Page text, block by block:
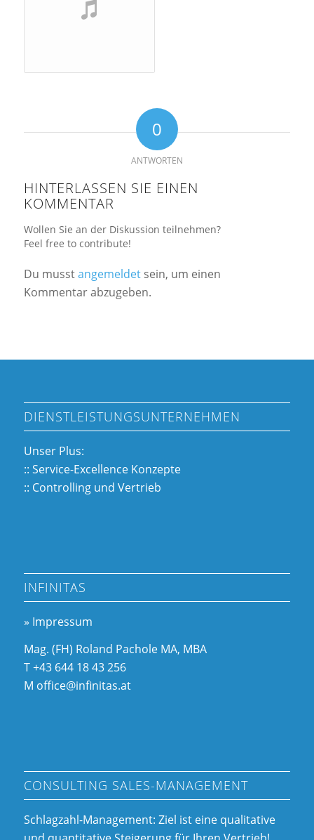
0
ANTWORTEN
HINTERLASSEN SIE EINEN
KOMMENTAR
Wollen Sie an der Diskussion teilnehmen?
Feel free to contribute!
Du musstangemeldetsein, um einen
Kommentar abzugeben.
DIENSTLEISTUNGSUNTERNEHMEN
Unser Plus:
:: Service-Excellence Konzepte
:: Controlling und Vertrieb
INFINITAS
» Impressum
Mag. (FH) Roland Pachole MA, MBA
T +43 644 18 43 256
M office@infinitas.at
CONSULTING SALES-MANAGEMENT
Schlagzahl-Management: Ziel ist eine qualitative